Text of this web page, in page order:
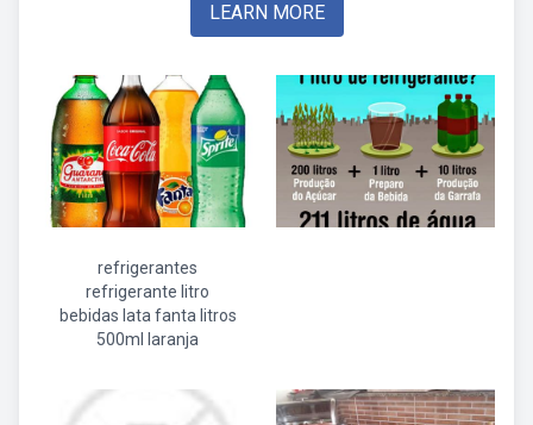
LEARN MORE
refrigerantes
refrigerante litro
bebidas lata fanta litros
500ml laranja